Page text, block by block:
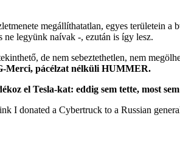
megállíthatatlan, egyes területein
legyünk naívak -, ezután is így lesz.
de nem sebeztethetlen, nem
Merci, pácélzat nélküli HUMMER.
el Tesla-kat: eddig sem tette, most
I donated a Cybertruck to a Russian